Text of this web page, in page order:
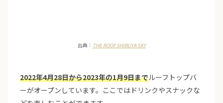
出典： THE ROOF SHIBUYA SKY
2022年4月28日から2023年の1月9日までルーフトップバ
ーがオープンしています。ここではドリンクやスナックな